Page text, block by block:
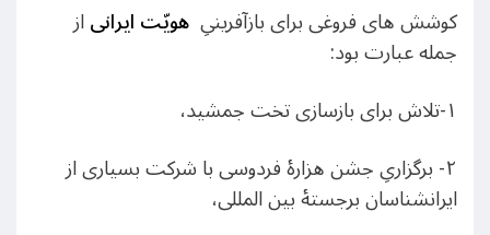
کوشش های فروغی برای بازآفرینیِ هویّت ایرانیاز
جمله عبارت بود:
۱-تلاش برای بازسازی تخت جمشید،
۲- برگزاریِ جشن هزارۀ فردوسی با شرکت بسیاری از
ایرانشناسان برجستۀ بین المللی،